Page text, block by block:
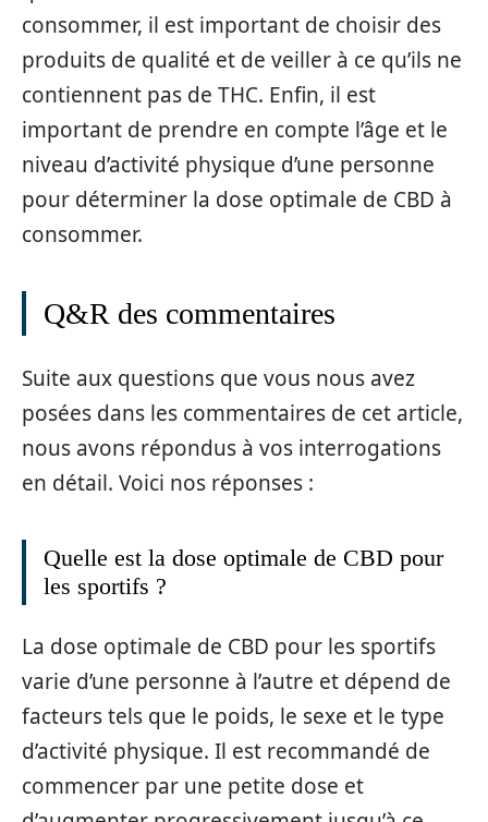
consommer, il est important de choisir des
produits de qualité et de veiller à ce qu’ils ne
contiennent pas de THC. Enfin, il est
important de prendre en compte l’âge et le
niveau d’activité physique d’une personne
pour déterminer la dose optimale de CBD à
consommer.
Q&R des commentaires
Suite aux questions que vous nous avez
posées dans les commentaires de cet article,
nous avons répondus à vos interrogations
en détail. Voici nos réponses :
Quelle est la dose optimale de CBD pour
les sportifs ?
La dose optimale de CBD pour les sportifs
varie d’une personne à l’autre et dépend de
facteurs tels que le poids, le sexe et le type
d’activité physique. Il est recommandé de
commencer par une petite dose et